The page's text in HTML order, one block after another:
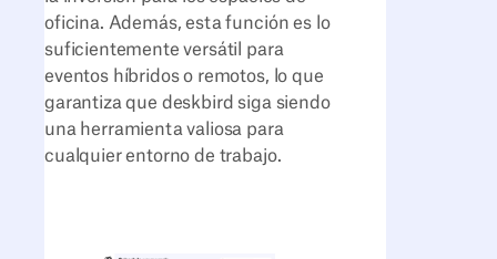
oficina. Además, esta función es lo
suficientemente versátil para
eventos híbridos o remotos, lo que
garantiza que deskbird siga siendo
una herramienta valiosa para
cualquier entorno de trabajo.